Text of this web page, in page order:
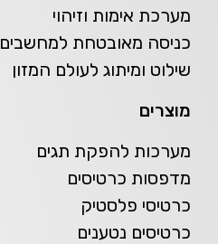
מערכת אימות וזיהוי
כניסה מאובטחת למחשבים
שילוט ומיתוג לעולם המזון
מוצרים
מערכות להפקת תגים
מדפסות כרטיסים
כרטיסי פלסטיק
כרטיסים נטענים